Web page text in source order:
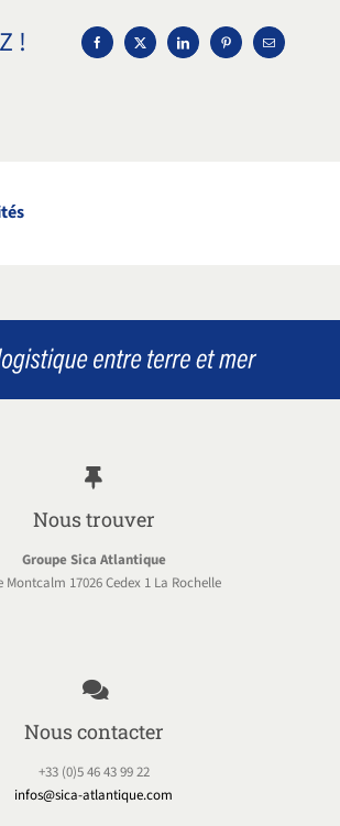
!
Nous trouver
Groupe Sica Atlantique
Montcalm 17026 Cedex 1 La Rochelle
Nous contacter
+33 (0)5 46 43 99 22
infos@sica-atlantique.com